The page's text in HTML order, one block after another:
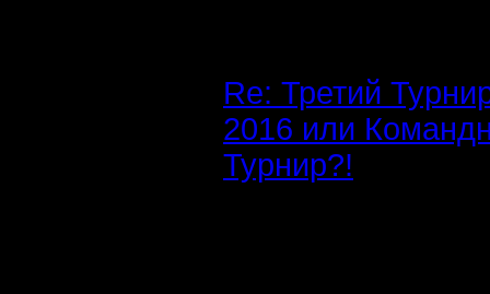
Re: Третий
2016 или
Турнир?!